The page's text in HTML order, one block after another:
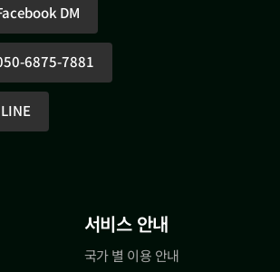
DM
6875-7881
서비스 안내
국가 별 이용 안내